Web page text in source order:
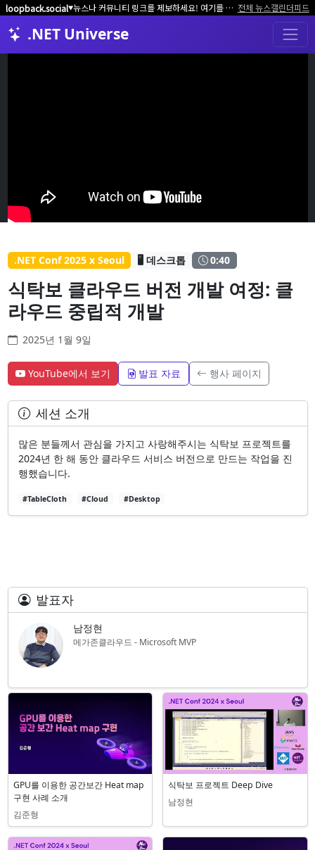
loopback.social▼ 뉴스나 커뮤니티 링크를 제보하세요! 여기를 클릭해서 알려주세요. 전체 뉴스캘린더피드
.NET Universe
.NET Conf 2025 x Seoul 🖥️ 데스크톱 0:40
식탁보 클라우드 버전 개발 여정: 클
라우드 중립적 개발
2025년 1월 9일
YouTube에서 보기 발표 자료 행사 페이지
세션 소개
많은 분들께서 관심을 가지고 사랑해주시는 식탁보 프로젝트를
2024년 한 해 동안 클라우드 서비스 버전으로 만드는 작업을 진
행했습니다.
#TableCloth #Cloud #Desktop
발표자
남정현
메가존클라우드 - Microsoft MVP
관련 세션
GPU를 이용한 공간보간 Heat map
구현 사례 소개
김준형
식탁보 프로젝트 Deep Dive
남정현